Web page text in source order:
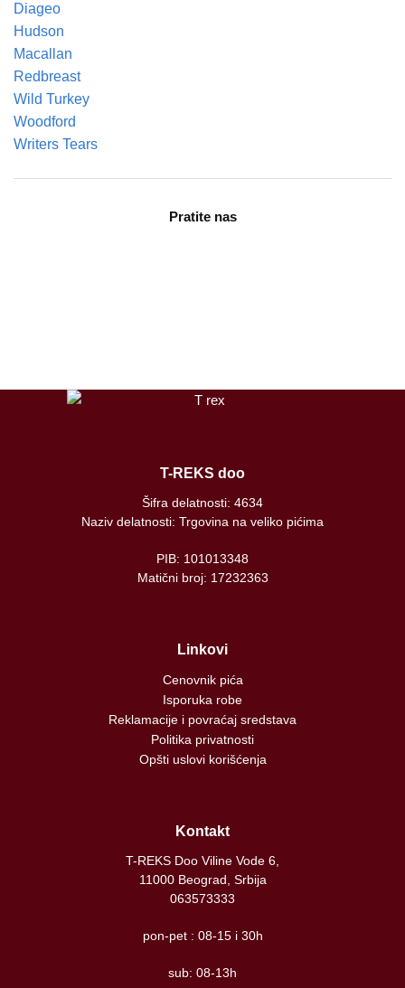
Diageo
Hudson
Macallan
Redbreast
Wild Turkey
Woodford
Writers Tears
Pratite nas
T-REKS doo
Šifra delatnosti: 4634
Naziv delatnosti: Trgovina na veliko pićima
PIB: 101013348
Matični broj: 17232363
Linkovi
Cenovnik pića
Isporuka robe
Reklamacije i povraćaj sredstava
Politika privatnosti
Opšti uslovi korišćenja
Kontakt
T-REKS Doo Viline Vode 6,
11000 Beograd, Srbija
063573333
pon-pet : 08-15 i 30h
sub: 08-13h